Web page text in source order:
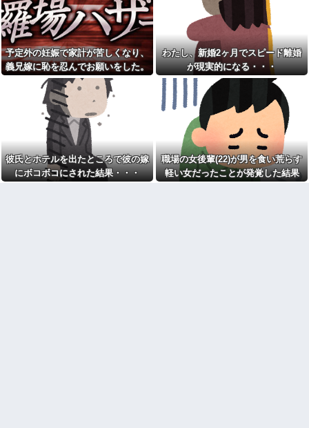
がこぼれて…
何度もお金を貸してきたシン
ママ妹が、今度はランドセル代
と制服代まで要求してきた。そ
の裏事情を知って頭を抱えるこ
とに…
お前ら「日本も核武装汁！」
←１万発の核弾頭どこに
イーロン・マスク「中国のロ
ボットはデタラメで遠隔操作し
てるだけ」
【画像】森高千里(55) 「ミニ
スカートはとてもムリよ若い子
には負けるわ」←ワイらにはブ
ッ刺さりまくってしまうw w w
w w w
wwwwwwww
スッポン解体動画を見る彼女
「美味しそう♪」→俺「生きたま
ま捌かれて可哀想だろ！サイコ
パスか？」←お前らどっち？
「仕事にあぶれたから雇って
ほしい、なんでもする」とキチ
ママがやってきた
トメ「お腹の子は孫と認めな
い！」とイキるクソトメに父親
不明のコトメ子を引き合いに出
した私。トメ「米軍の血筋
よ！」私「〇〇じゃないです
か」←得体の知れない～はお前
（コトメ）のところだろｗ
【衝撃】秋田県の超エリート
幹部、オンライン会見に「バス
予定外の妊娠で家計が苦しくなり、
義兄嫁に恥を忍んでお願いをした。
その返事が予想外すぎて…
わたし、新婚2ヶ月でスピード離婚
が現実的になる・・・
彼氏とホテルを出たところで彼の嫁
にボコボコにされた結果・・・
職場の女後輩(22)が男を食い荒らす
軽い女だったことが発覚した結果